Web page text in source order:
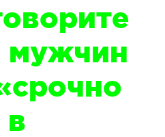
мужчин
в